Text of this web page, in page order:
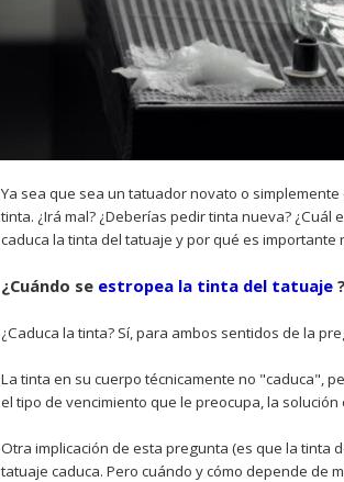
Ya sea que sea un tatuador novato o
tinta. ¿Irá mal? ¿Deberías pedir tinta nueva?
caduca la tinta del tatuaje y por qué es
¿Cuándo se estropea la tinta del tatuaje ?
¿Caduca la tinta? Sí, para ambos sentidos de la
La tinta en su cuerpo técnicamente no "caduca",
el tipo de vencimiento que le preocupa, la
Otra implicación de esta pregunta (es que la tinta
tatuaje caduca. Pero cuándo y cómo depende de